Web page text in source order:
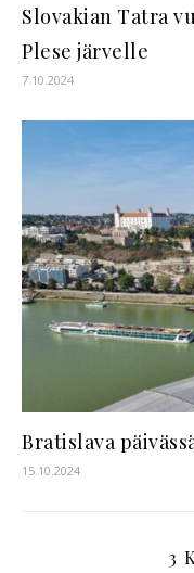
Slovakian Tatra
Plese järvelle
7.10.2024
Bratislava
15.10.2024
3